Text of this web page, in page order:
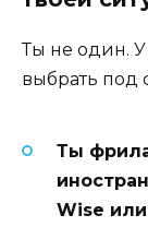
Ты не один. У
выбрать под
Ты
Wise